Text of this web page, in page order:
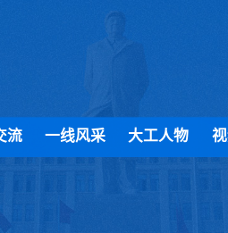
流 一线风采 大工人物